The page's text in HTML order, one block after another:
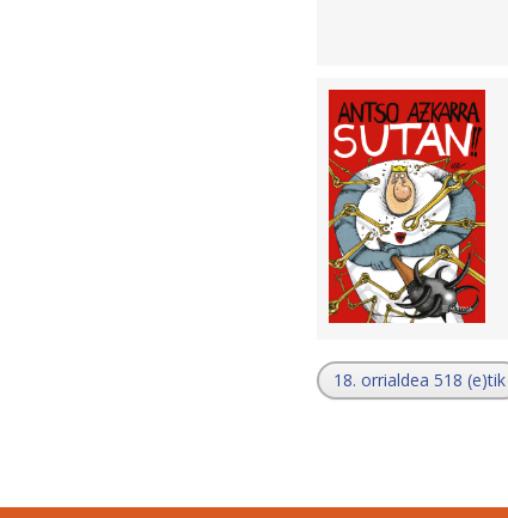
18. orrialdea 518 (e)tik